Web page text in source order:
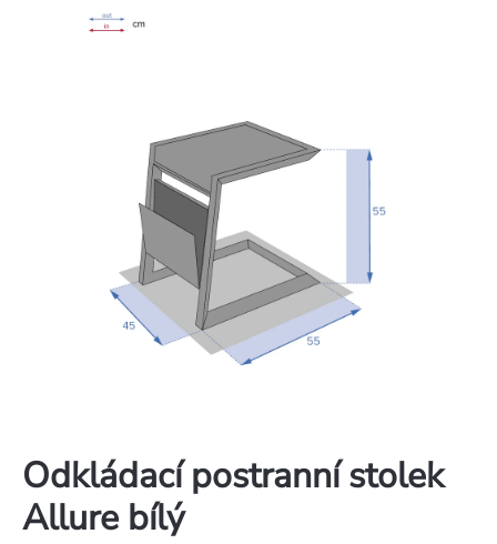
Odkládací postranní stolek
Allure bílý